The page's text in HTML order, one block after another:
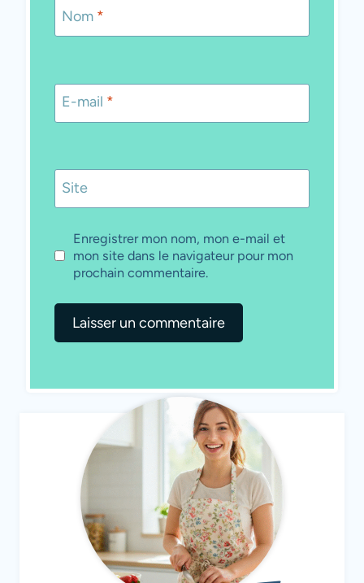
Nom *
E-mail *
Site
Enregistrer mon nom, mon e-mail et
mon site dans le navigateur pour mon
prochain commentaire.